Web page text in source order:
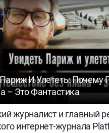
И Улететь: Почему
– Это Фантастика
журналист и главный
интернет-журнала